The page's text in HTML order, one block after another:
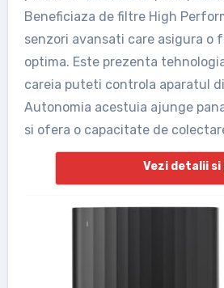
Beneficiaza de filtre High
senzori avansati care asigura o
optima. Este prezenta
careia puteti controla aparatul
Autonomia acestuia ajunge
si ofera o capacitate de
Vezi detalii